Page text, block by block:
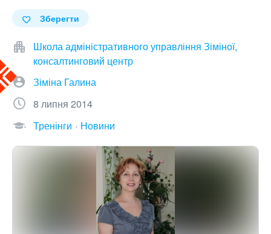
Зберегти
Школа адміністративного управління Зіміної,
консалтинговий центр
Зіміна Галина
8 липня 2014
Тренінги
Новини